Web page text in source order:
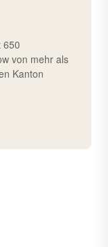
650
von mehr als
Kanton